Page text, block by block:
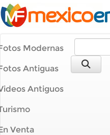
Modernas
Antiguas
Antiguos
Venta